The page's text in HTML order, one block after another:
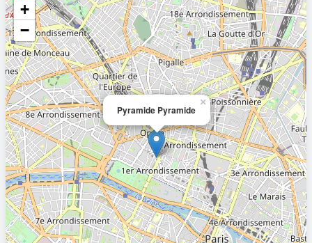
Pyramide Pyramide
×
+
−